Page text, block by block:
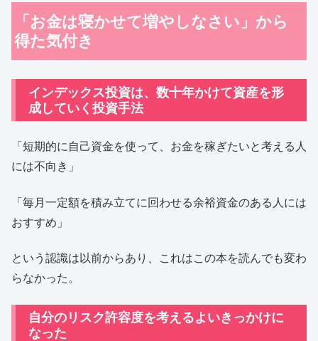
「お金は寝かせて増やしなさい」から
得た気付き
インデックス投資は、数十年かけて資産を形
成していく投資手法
「短期的に自己資金を使って、お金を稼ぎたいと考える人
には不向き」
「毎月一定額を積み立てに回わせる余裕資金のある人には
おすすめ」
という認識は以前からあり、これはこの本を読んでも変わ
らなかった。
自分のリスク許容度を考えるよいきっかけに
なった